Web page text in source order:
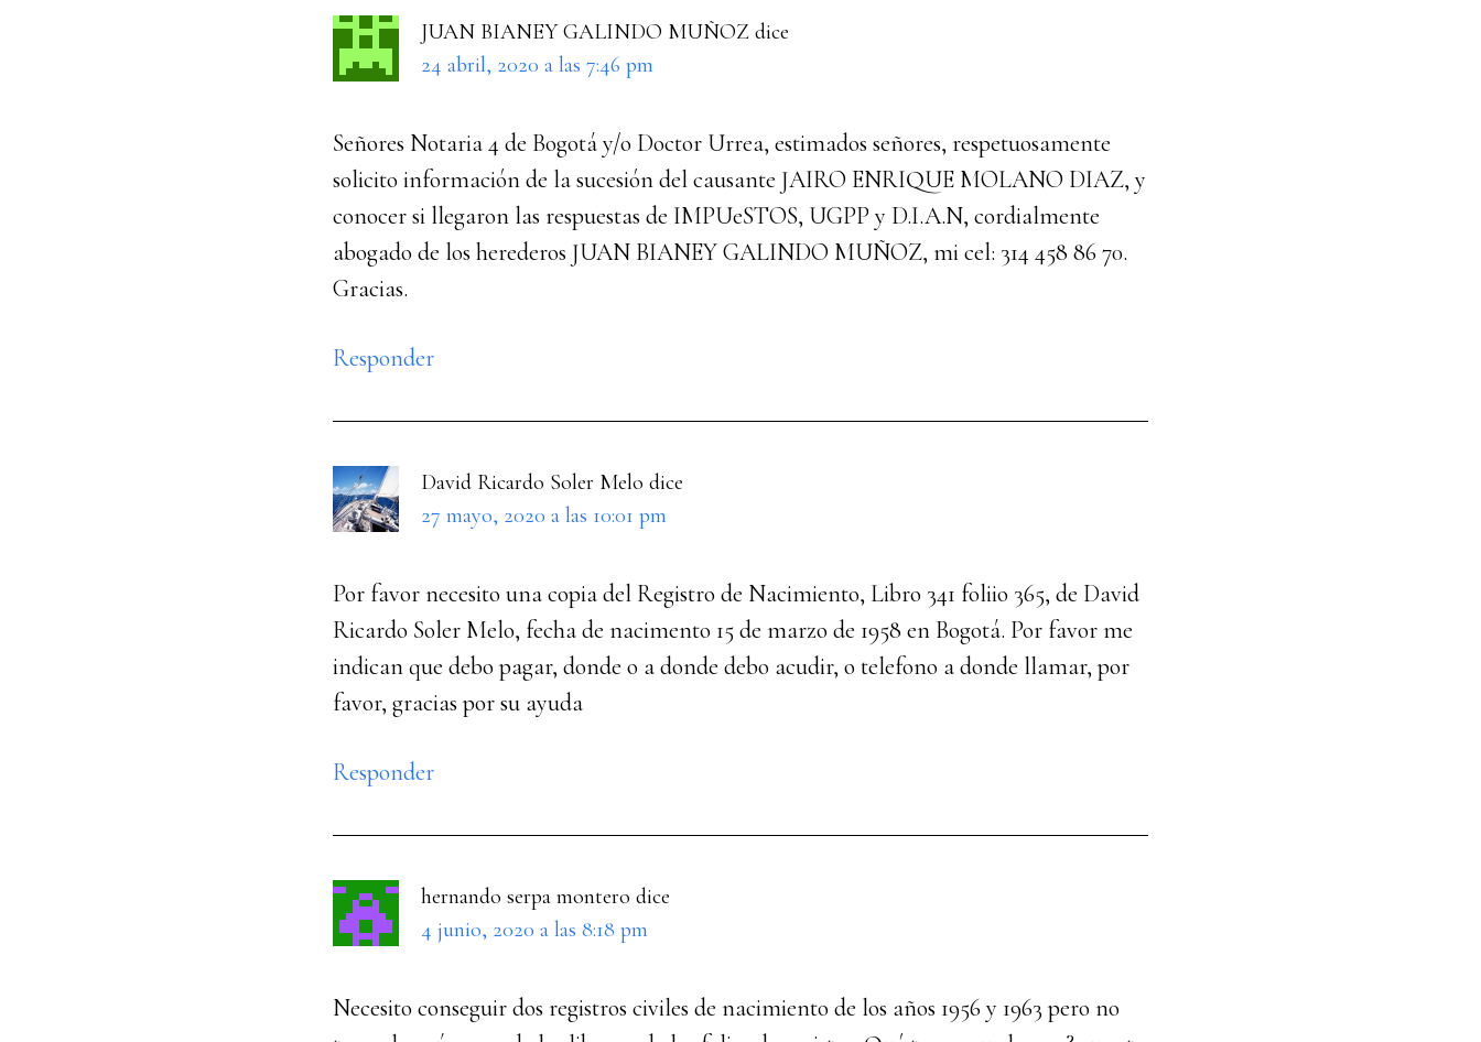
JUAN BIANEY GALINDO MUÑOZ dice
24 abril, 2020 a las 7:46 pm
Señores Notaria 4 de Bogotá y/o Doctor Urrea, estimados señores, respetuosamente
solicito información de la sucesión del causante JAIRO ENRIQUE MOLANO DIAZ, y
conocer si llegaron las respuestas de IMPUeSTOS, UGPP y D.I.A.N, cordialmente
abogado de los herederos JUAN BIANEY GALINDO MUÑOZ, mi cel: 314 458 86 70.
Gracias.
Responder
David Ricardo Soler Melo dice
27 mayo, 2020 a las 10:01 pm
Por favor necesito una copia del Registro de Nacimiento, Libro 341 foliio 365, de David
Ricardo Soler Melo, fecha de nacimento 15 de marzo de 1958 en Bogotá. Por favor me
indican que debo pagar, donde o a donde debo acudir, o telefono a donde llamar, por
favor, gracias por su ayuda
Responder
hernando serpa montero dice
4 junio, 2020 a las 8:18 pm
Necesito conseguir dos registros civiles de nacimiento de los años 1956 y 1963 pero no